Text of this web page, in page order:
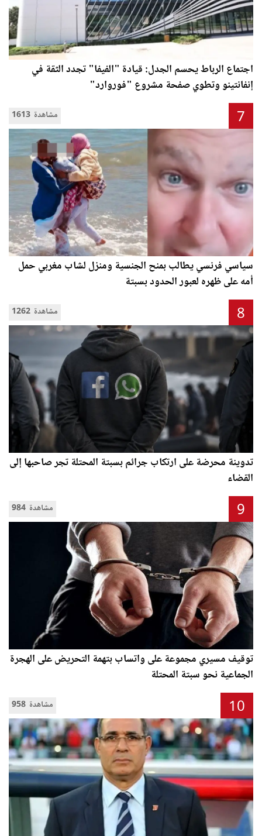
اجتماع الرباط يحسم الجدل: قيادة "الفيفا" تجدد الثقة في
إنفانتينو وتطوي صفحة مشروع "فوروارد"
1613 مشاهدة 7
سياسي فرنسي يطالب بمنح الجنسية ومنزل لشاب مغربي حمل
أمه على ظهره لعبور الحدود بسبتة
1262 مشاهدة 8
تدوينة محرضة على ارتكاب جرائم بسبتة المحتلة تجر صاحبها إلى
القضاء
984 مشاهدة 9
توقيف مسيري مجموعة على واتساب بتهمة التحريض على الهجرة
الجماعية نحو سبتة المحتلة
958 مشاهدة 10